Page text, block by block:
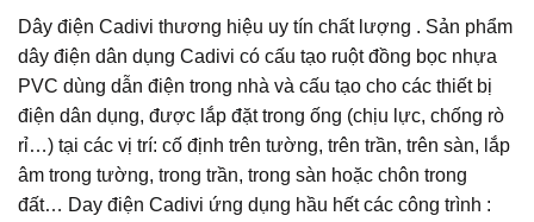
Dây điện Cadivi thương hiệu uy tín chất lượng . Sản phẩm
dây điện dân dụng Cadivi có cấu tạo ruột đồng bọc nhựa
PVC dùng dẫn điện trong nhà và cấu tạo cho các thiết bị
điện dân dụng, được lắp đặt trong ống (chịu lực, chống rò
rỉ…) tại các vị trí: cố định trên tường, trên trần, trên sàn, lắp
âm trong tường, trong trần, trong sàn hoặc chôn trong
đất… Day điện Cadivi ứng dụng hầu hết các công trình :